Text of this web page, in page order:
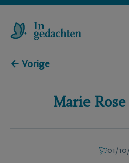
← Vorige
Marie Rose
01/